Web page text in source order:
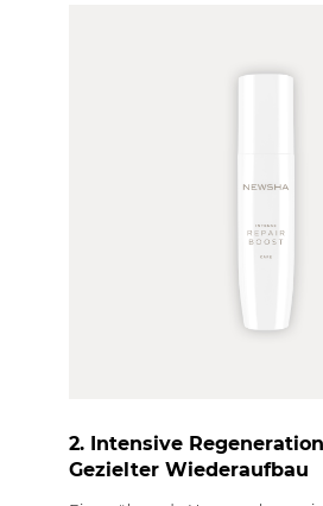
2. Intensive
Gezielter Wiederaufbau